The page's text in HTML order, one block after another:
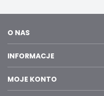
O NAS
INFORMACJE
MOJE KONTO